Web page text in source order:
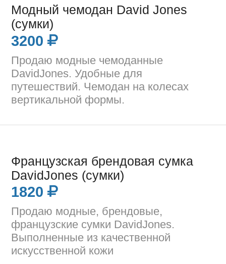
Модный чемодан David Jones
(сумки)
3200
Продаю модные чемоданные
DavidJones. Удобные для
путешествий. Чемодан на колесах
вертикальной формы.
Французская брендовая сумка
DavidJones (сумки)
1820
Продаю модные, брендовые,
французские сумки DavidJones.
Выполненные из качественной
искусственной кожи